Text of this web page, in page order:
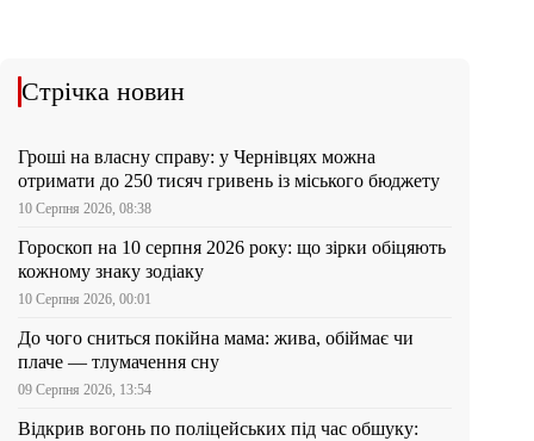
Стрічка новин
Гроші на власну справу: у Чернівцях можна
отримати до 250 тисяч гривень із міського бюджету
10 Серпня 2026, 08:38
Гороскоп на 10 серпня 2026 року: що зірки обіцяють
кожному знаку зодіаку
10 Серпня 2026, 00:01
До чого сниться покійна мама: жива, обіймає чи
плаче — тлумачення сну
09 Серпня 2026, 13:54
Відкрив вогонь по поліцейських під час обшуку: